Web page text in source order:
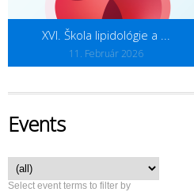
XVI. Škola lipidológie a ...
11. Február 2026
Events
Select event terms to filter by